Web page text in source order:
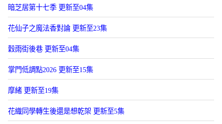
暗芝居第十七季 更新至04集
花仙子之魔法香對論 更新至23集
穀雨街後巷 更新至04集
掌門低調點2026 更新至15集
摩緒 更新至19集
花織同學轉生後還是想乾架 更新至5集